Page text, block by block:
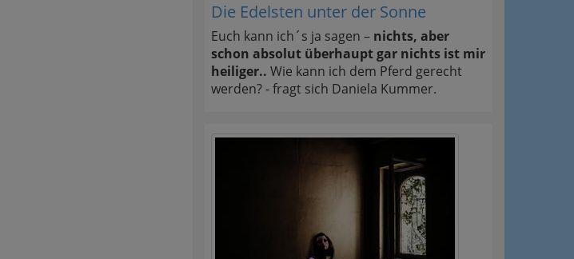
Die Edelsten unter der Sonne
Euch kann ich´s ja sagen – nichts, aber
schon absolut überhaupt gar nichts ist mir
heiliger.. Wie kann ich dem Pferd gerecht
werden? - fragt sich Daniela Kummer.